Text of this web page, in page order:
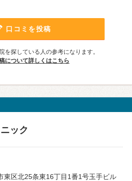
口コミを投稿
を探している人の参考になります。
について詳しくはこちら
ック
東区北25条東16丁目1番1号玉手ビル